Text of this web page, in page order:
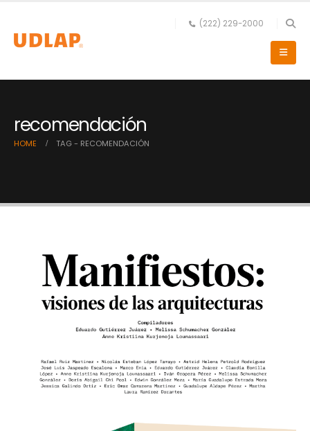
(222) 229-2000
recomendación
HOME TAG - RECOMENDACIÓN